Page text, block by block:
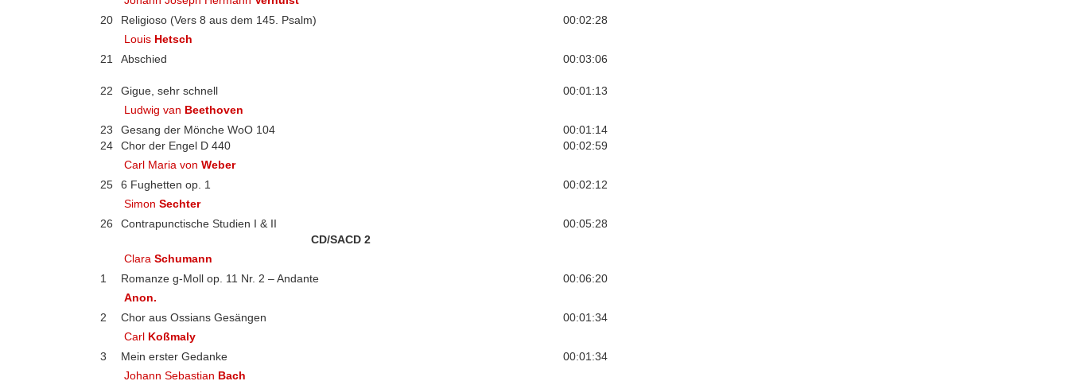
20
Religioso (Vers 8 aus dem 145. Psalm)
00:02:28
Louis Hetsch
21
Abschied 00:03:06
22 Gigue, sehr schnell
00:01:13
Ludwig van Beethoven
23
Gesang der Mönche WoO 104
00:01:14
24
Chor der Engel D 440
00:02:59
Carl Maria vonWeber
25
6 Fughetten op. 1
00:02:12
SimonSechter
26
Contrapunctische Studien I & II
00:05:28
CD/SACD 2
ClaraSchumann
1
Romanze g-Moll op. 11 Nr. 2 – Andante
00:06:20
Anon.
2
Chor aus Ossians Gesängen
00:01:34
Carl Koßmaly
3
Mein erster Gedanke
00:01:34
Johann Sebastian Bach